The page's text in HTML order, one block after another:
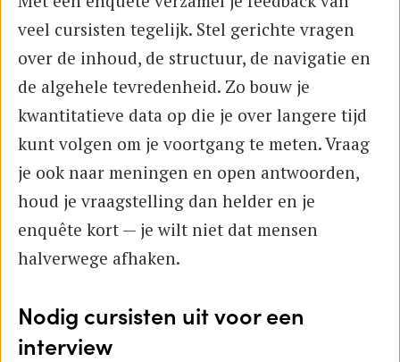
veel cursisten tegelijk. Stel gerichte vragen
over de inhoud, de structuur, de navigatie en
de algehele tevredenheid. Zo bouw je
kwantitatieve data op die je over langere tijd
kunt volgen om je voortgang te meten. Vraag
je ook naar meningen en open antwoorden,
houd je vraagstelling dan helder en je
enquête kort — je wilt niet dat mensen
halverwege afhaken.
Nodig cursisten uit voor een
interview